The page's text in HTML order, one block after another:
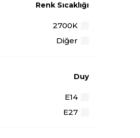
Renk Sıcaklığı
2700K
Diğer
Duy
E14
E27